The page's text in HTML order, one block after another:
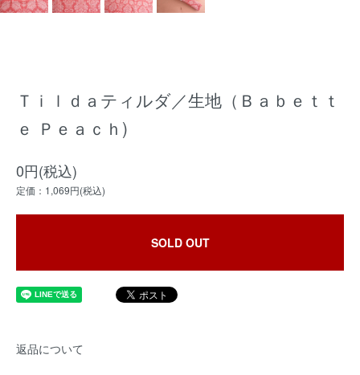
Ｔｉｌｄａティルダ／生地（Ｂａｂｅｔｔ
ｅ Ｐｅａｃｈ)
0円(税込)
定価：1,069円(税込)
SOLD OUT
返品について